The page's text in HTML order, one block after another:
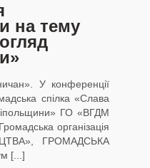
на тему
У конференції
спілка «Слава
ГО «ВГДМ
організація
ГРОМАДСЬКА
[...]